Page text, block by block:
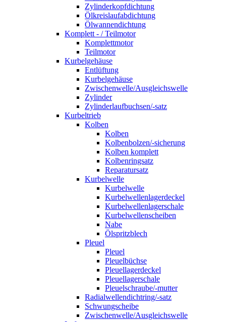
Zylinderkopfdichtung
Ölkreislaufabdichtung
Ölwannendichtung
Komplett - / Teilmotor
Komplettmotor
Teilmotor
Kurbelgehäuse
Entlüftung
Kurbelgehäuse
Zwischenwelle/Ausgleichswelle
Zylinder
Zylinderlaufbuchsen/-satz
Kurbeltrieb
Kolben
Kolben
Kolbenbolzen/-sicherung
Kolben komplett
Kolbenringsatz
Reparatursatz
Kurbelwelle
Kurbelwelle
Kurbelwellenlagerdeckel
Kurbelwellenlagerschale
Kurbelwellenscheiben
Nabe
Ölspritzblech
Pleuel
Pleuel
Pleuelbüchse
Pleuellagerdeckel
Pleuellagerschale
Pleuelschraube/-mutter
Radialwellendichtring/-satz
Schwungscheibe
Zwischenwelle/Ausgleichswelle